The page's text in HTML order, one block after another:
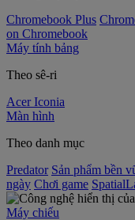
Chromebook Plus
on Chromebook
Máy tính bảng
Theo sê-ri
Acer Iconia
Màn hình
Theo danh mục
Predator Sản phẩm bền
ngày Chơi game
Máy chiếu